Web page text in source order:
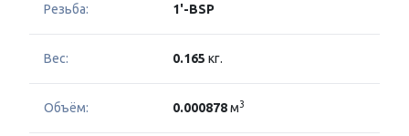
Резьба: 1'-BSP
Вес: 0.165 кг.
Объём: 0.000878м3